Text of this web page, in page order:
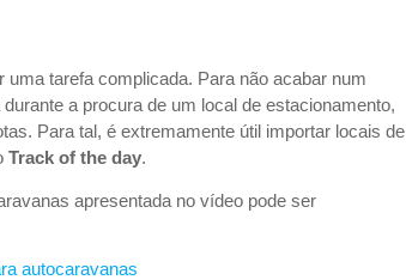
tarefa complicada. Para não acabar num
a procura de um local de estacionamento,
Para tal, é extremamente útil importar locais de
Track of the day.
apresentada no vídeo pode ser
autocaravanas